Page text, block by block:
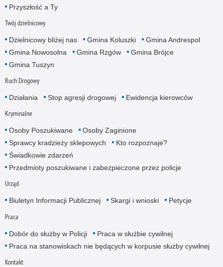
Przyszłość a Ty
Twój dzielnicowy
Dzielnicowy bliżej nas Gmina Koluszki
Gmina Andrespol
Gmina Nowosolna
Gmina Rzgów
Gmina Brójce
Gmina Tuszyn
Ruch Drogowy
Działania Stop agresji drogowej Ewidencja kierowców
Kryminalne
Osoby Poszukiwane
Osoby Zaginione
Sprawcy kradzieży sklepowych
Kto rozpoznaje?
Świadkowie zdarzeń
Przedmioty poszukiwane i zabezpieczone przez policje
Urząd
Biuletyn Informacji Publicznej Skargi i wnioski Petycje
Praca
Dobór do służby w Policji
Praca w służbie cywilnej
Praca na stanowiskach nie będących w korpusie służby cywilnej
Kontakt